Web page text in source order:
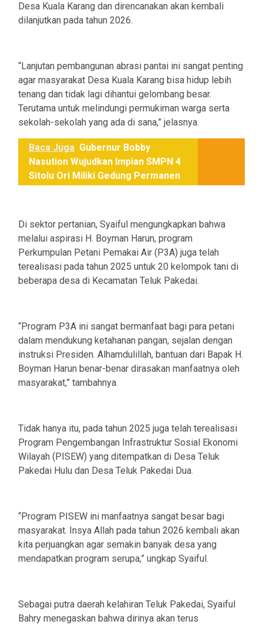
Desa Kuala Karang dan direncanakan akan kembali
dilanjutkan pada tahun 2026.
‎“Lanjutan pembangunan abrasi pantai ini sangat penting
agar masyarakat Desa Kuala Karang bisa hidup lebih
tenang dan tidak lagi dihantui gelombang besar.
Terutama untuk melindungi permukiman warga serta
sekolah-sekolah yang ada di sana,” jelasnya.
Baca Juga Gubernur Bobby
Nasution Wujudkan Impian SMPN 4
Sitolu Ori Miliki Gedung Permanen
‎Di sektor pertanian, Syaiful mengungkapkan bahwa
melalui aspirasi H. Boyman Harun, program
Perkumpulan Petani Pemakai Air (P3A) juga telah
terealisasi pada tahun 2025 untuk 20 kelompok tani di
beberapa desa di Kecamatan Teluk Pakedai.
‎“Program P3A ini sangat bermanfaat bagi para petani
dalam mendukung ketahanan pangan, sejalan dengan
instruksi Presiden. Alhamdulillah, bantuan dari Bapak H.
Boyman Harun benar-benar dirasakan manfaatnya oleh
masyarakat,” tambahnya.
‎Tidak hanya itu, pada tahun 2025 juga telah terealisasi
Program Pengembangan Infrastruktur Sosial Ekonomi
Wilayah (PISEW) yang ditempatkan di Desa Teluk
Pakedai Hulu dan Desa Teluk Pakedai Dua.
‎“Program PISEW ini manfaatnya sangat besar bagi
masyarakat. Insya Allah pada tahun 2026 kembali akan
kita perjuangkan agar semakin banyak desa yang
mendapatkan program serupa,” ungkap Syaiful.
‎Sebagai putra daerah kelahiran Teluk Pakedai, Syaiful
Bahry menegaskan bahwa dirinya akan terus